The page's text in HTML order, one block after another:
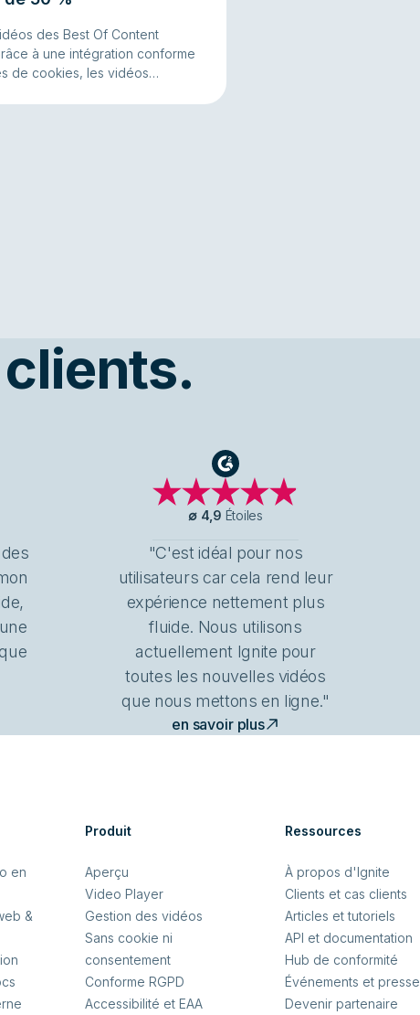
des Best Of Content
à une intégration conforme
de cookies, les vidéos
G2
∅ 4,9 Étoiles
"C'est idéal pour nos
utilisateurs car cela rend leur
expérience nettement plus
fluide. Nous utilisons
actuellement Ignite pour
toutes les nouvelles vidéos
que nous mettons en ligne."
en savoir plus
en
&
Produit
Aperçu
Video Player
Gestion des vidéos
Sans cookie ni
consentement
Conforme RGPD
Accessibilité et EAA
Ressources
À propos d'Ignite
Clients et cas clients
Articles et tutoriels
API et documentation
Hub de conformité
Événements et presse
Devenir partenaire